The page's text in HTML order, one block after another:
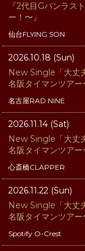
『2代目Gパンラス
ー！〜』
仙台FLYING SON
2026.10.18 (Sun)
New Single「大丈
名阪タイマンツアー
名古屋RAD NINE
2026.11.14 (Sat)
New Single「大丈
名阪タイマンツアー
心斎橋CLAPPER
2026.11.22 (Sun)
New Single「大丈
名阪タイマンツアー
Spotify O-Crest